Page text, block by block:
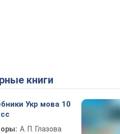
книги
Укр мова 10
А. П. Глазова